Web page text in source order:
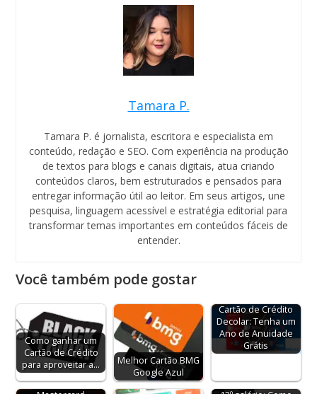
Tamara P.
Tamara P. é jornalista, escritora e especialista em
conteúdo, redação e SEO. Com experiência na produção
de textos para blogs e canais digitais, atua criando
conteúdos claros, bem estruturados e pensados para
entregar informação útil ao leitor. Em seus artigos, une
pesquisa, linguagem acessível e estratégia editorial para
transformar temas importantes em conteúdos fáceis de
entender.
Você também pode gostar
Como ganhar um
Cartão de Crédito
para aproveitar a…
Melhor Cartão BMG
Google Azul
Cartão de Crédito
Decolar: Tenha um
Ano de Anuidade
Grátis